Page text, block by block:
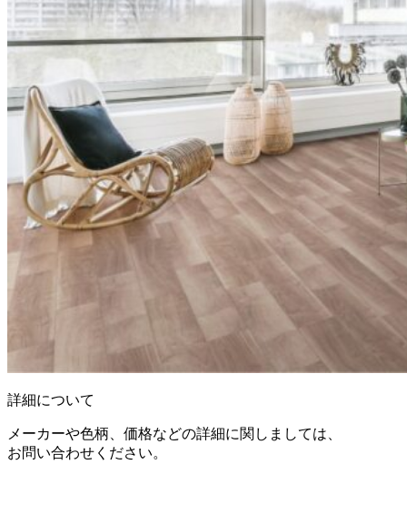
詳細について
メーカーや色柄、価格などの詳細に関しましては、
お問い合わせください。